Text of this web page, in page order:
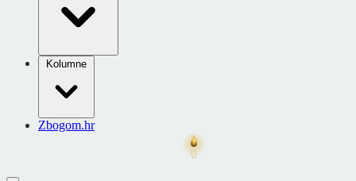
Kolumne
Zbogom.hr